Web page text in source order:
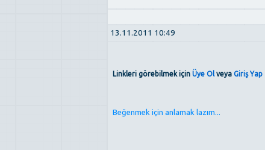
13.11.2011 10:49
Linkleri görebilmek için Üye Olveya Giriş Yap
Beğenmek için anlamak lazım...